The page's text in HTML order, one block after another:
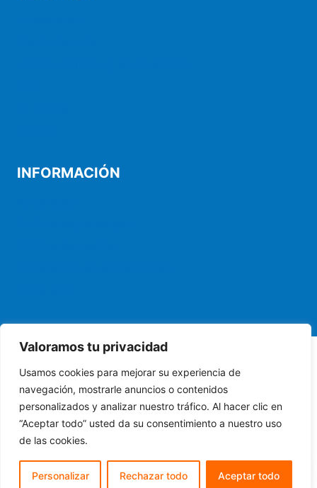
Valoramos tu privacidad
Usamos cookies para mejorar su experiencia de
navegación, mostrarle anuncios o contenidos
personalizados y analizar nuestro tráfico. Al hacer clic en
“Aceptar todo” usted da su consentimiento a nuestro uso
de las cookies.
Personalizar Rechazar todo Aceptar todo
INFORMACIÓN
© 2026 Tienda Pujolclima. Venta de productos de
climatización y electrodomesticos